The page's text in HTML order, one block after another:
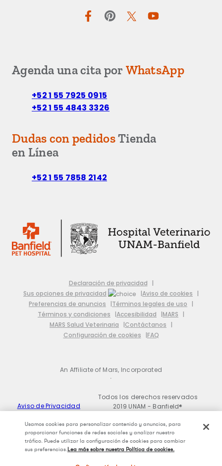
FacebookPinterest Twitter
Agenda una cita por WhatsApp
+52 1 55 7925 0915
+52 1 55 4843 3326
Dudas con pedidosTienda
en Línea
+52 1 55 7858 2142
Declaración de privacidad
Sus opciones de privacidad
Aviso de cookies
Preferencias de anuncios
Términos legales de uso
Términos y condiciones
Accesibilidad
MARS
MARS Salud Veterinaria
Contáctanos
Configuración de cookies
FAQ
An Affiliate of Mars, Incorporated
Aviso de Privacidad
Todos los derechos reservados
2019 UNAM - Banfield®
Usamos cookies para personalizar contenido y anuncios, para
proporcionar funciones de redes sociales y analizar nuestro
tráfico. Puede utilizar la configuración de cookies para cambiar
sus preferencias.Lea más sobre nuestra Política de cookies.(opens